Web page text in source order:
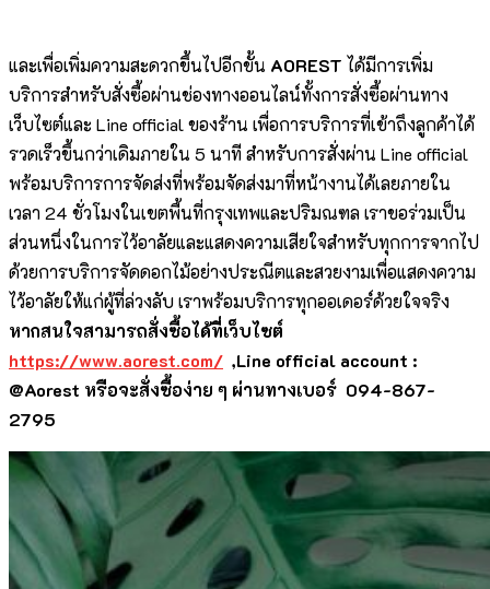
และเพื่อเพิ่มความสะดวกขึ้นไปอีกขั้น AOREST ได้มีการเพิ่ม
บริการสำหรับสั่งซื้อผ่านช่องทางออนไลน์ทั้งการสั่งซื้อผ่านทาง
เว็บไซต์และ Line official ของร้าน เพื่อการบริการที่เข้าถึงลูกค้าได้
รวดเร็วขึ้นกว่าเดิมภายใน 5 นาที สำหรับการสั่งผ่าน Line official
พร้อมบริการการจัดส่งที่พร้อมจัดส่งมาที่หน้างานได้เลยภายใน
เวลา 24 ชั่วโมงในเขตพื้นที่กรุงเทพและปริมณฑล เราขอร่วมเป็น
ส่วนหนึ่งในการไว้อาลัยและแสดงความเสียใจสำหรับทุกการจากไป
ด้วยการบริการจัดดอกไม้อย่างประณีตและสวยงามเพื่อแสดงความ
ไว้อาลัยให้แก่ผู้ที่ล่วงลับ เราพร้อมบริการทุกออเดอร์ด้วยใจจริง
หากสนใจสามารถสั่งซื้อได้ที่เว็บไซต์
https://www.aorest.com/ ,Line official account :
@Aorest หรือจะสั่งซื้อง่าย ๆ ผ่านทางเบอร์ 094-867-
2795